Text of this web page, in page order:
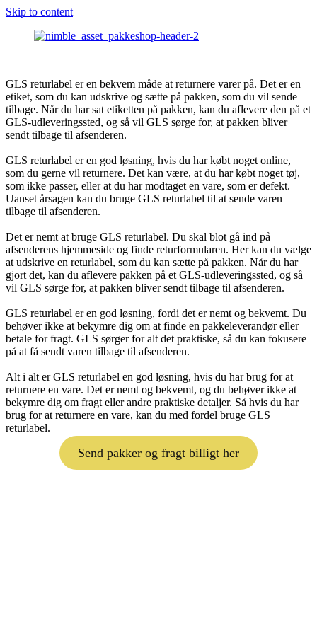
Skip to content
GLS returlabel er en bekvem måde at returnere varer på. Det er en
etiket, som du kan udskrive og sætte på pakken, som du vil sende
tilbage. Når du har sat etiketten på pakken, kan du aflevere den på et
GLS-udleveringssted, og så vil GLS sørge for, at pakken bliver
sendt tilbage til afsenderen.
GLS returlabel er en god løsning, hvis du har købt noget online,
som du gerne vil returnere. Det kan være, at du har købt noget tøj,
som ikke passer, eller at du har modtaget en vare, som er defekt.
Uanset årsagen kan du bruge GLS returlabel til at sende varen
tilbage til afsenderen.
Det er nemt at bruge GLS returlabel. Du skal blot gå ind på
afsenderens hjemmeside og finde returformularen. Her kan du vælge
at udskrive en returlabel, som du kan sætte på pakken. Når du har
gjort det, kan du aflevere pakken på et GLS-udleveringssted, og så
vil GLS sørge for, at pakken bliver sendt tilbage til afsenderen.
GLS returlabel er en god løsning, fordi det er nemt og bekvemt. Du
behøver ikke at bekymre dig om at finde en pakkeleverandør eller
betale for fragt. GLS sørger for alt det praktiske, så du kan fokusere
på at få sendt varen tilbage til afsenderen.
Alt i alt er GLS returlabel en god løsning, hvis du har brug for at
returnere en vare. Det er nemt og bekvemt, og du behøver ikke at
bekymre dig om fragt eller andre praktiske detaljer. Så hvis du har
brug for at returnere en vare, kan du med fordel bruge GLS
returlabel.
Send pakker og fragt billigt her